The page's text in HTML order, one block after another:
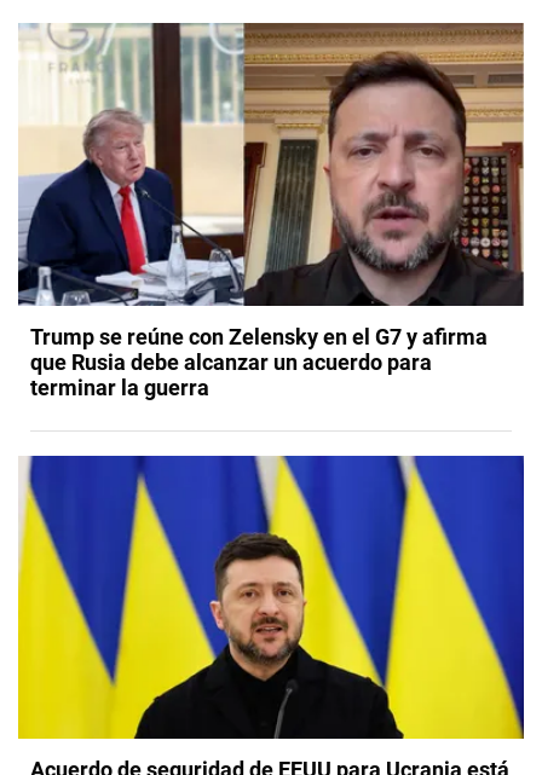
Trump se reúne con Zelensky en el G7 y afirma
que Rusia debe alcanzar un acuerdo para
terminar la guerra
Acuerdo de seguridad de EEUU para Ucrania está